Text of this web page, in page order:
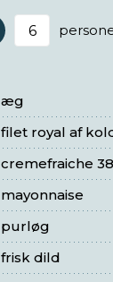
Antal
æg
filet royal af
cremefraiche
mayonnaise
purløg
frisk dild